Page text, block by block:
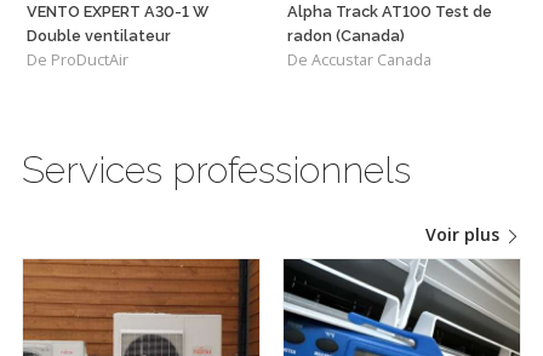
VENTO EXPERT A30-1 W
Double ventilateur
De ProDuctAir
Alpha Track AT100 Test de
radon (Canada)
De Accustar Canada
Services professionnels
Voir plus